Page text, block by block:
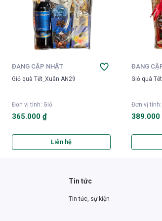
ĐANG CẬP NHẬT
Giỏ quà Tết_Xuân AN29
Đơn vị tính: Giỏ
365.000 ₫
Liên hệ
ĐANG
Giỏ quà
Đơn vị tính:
389.000
Tin tức
Tin tức, sự kiện